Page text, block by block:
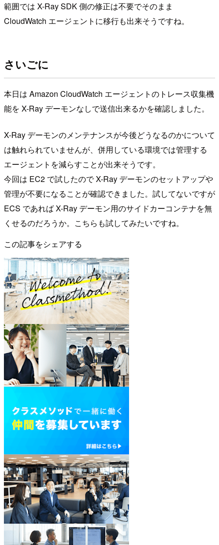
範囲では X-Ray SDK 側の修正は不要でそのまま
CloudWatch エージェントに移行も出来そうですね。
さいごに
本日は Amazon CloudWatch エージェントのトレース収集機
能を X-Ray デーモンなしで送信出来るかを確認しました。
X-Ray デーモンのメンテナンスが今後どうなるのかについて
は触れられていませんが、併用している環境では管理する
エージェントを減らすことが出来そうです。
今回は EC2 で試したので X-Ray デーモンのセットアップや
管理が不要になることが確認できました。試してないですが
ECS であれば X-Ray デーモン用のサイドカーコンテナを無
くせるのだろうか。こちらも試してみたいですね。
この記事をシェアする